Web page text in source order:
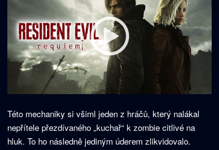
Této mechaniky si všiml jeden z hráčů, který nalákal
nepřítele přezdívaného „kuchař“ k zombie citlivé na
hluk. To ho následně jediným úderem zlikvidovalo.